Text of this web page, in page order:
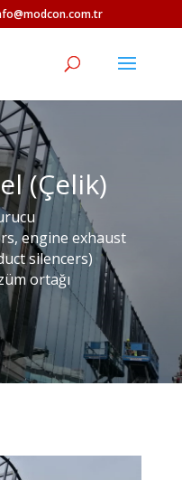
(Çelik)
engine exhaust
silencers)
ortağı